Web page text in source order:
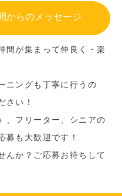
からのメッセージ
間が集まって仲良く・楽
ニングも丁寧に行うの
さい！
、フリーター、シニアの
募も大歓迎です！
んか？ご応募お待ちして